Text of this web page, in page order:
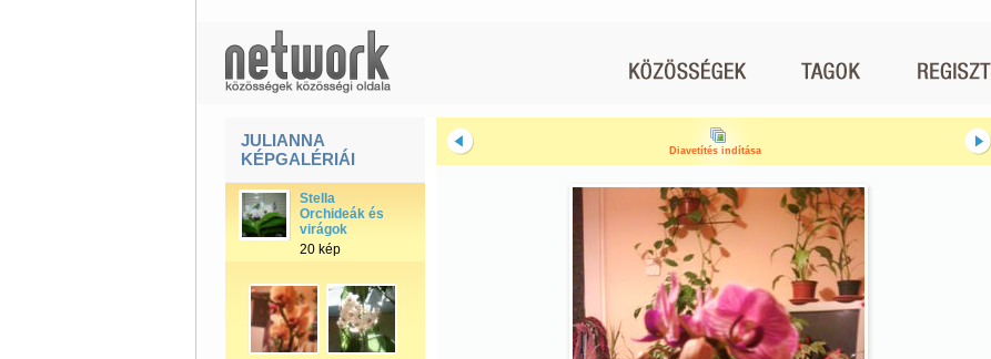
JULIANNA
KÉPGALÉRIÁI
Stella
Orchideák és
virágok
20 kép
Diavetítés indítása